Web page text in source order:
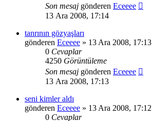
Son mesaj gönderen Eceeee
13 Ara 2008, 17:14
tanrının gözyaşları
gönderen Eceeee » 13 Ara 2008, 17:13
0 Cevaplar
4250 Görüntüleme
Son mesaj gönderen Eceeee
13 Ara 2008, 17:13
seni kimler aldı
gönderen Eceeee » 13 Ara 2008, 17:12
0 Cevaplar